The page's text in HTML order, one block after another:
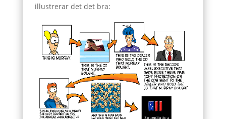
illustrerar det det bra: